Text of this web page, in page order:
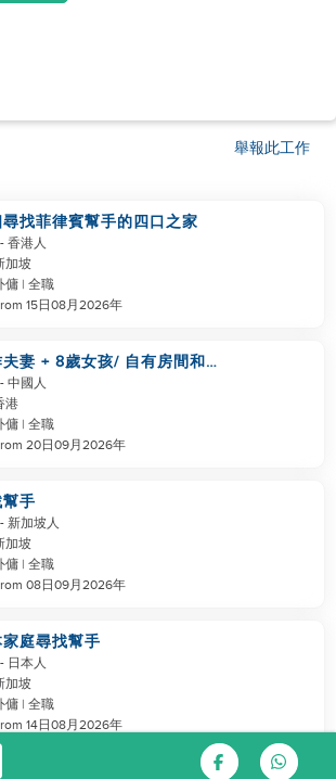
舉報此工作
找菲律賓幫手的四口之家
- 香港人
加坡
傭 | 全職
15日08月2026年
夫妻 + 8歲女孩/ 自有房間和
間/ 5500-6000
- 中國人
港
傭 | 全職
20日09月2026年
手
- 新加坡人
加坡
傭 | 全職
08日09月2026年
家庭尋找幫手
- 日本人
加坡
傭 | 全職
14日08月2026年